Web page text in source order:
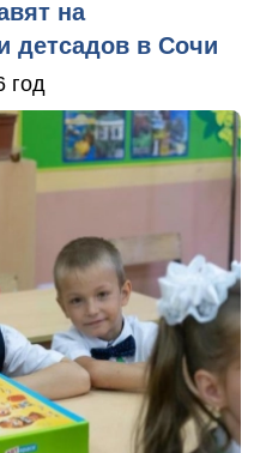
на
детсадов в Сочи
год